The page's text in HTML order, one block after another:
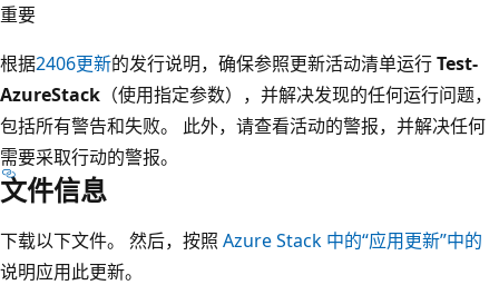
重要
根据2406更新的发行说明，确保参照更新活动清单运行Test-
AzureStack （使用指定参数），并解决发现的任何运行问题，
包括所有警告和失败。 此外，请查看活动的警报，并解决任何
需要采取行动的警报。
文件信息
下载以下文件。 然后，按照 Azure Stack 中的“应用更新”中的
说明应用此更新。